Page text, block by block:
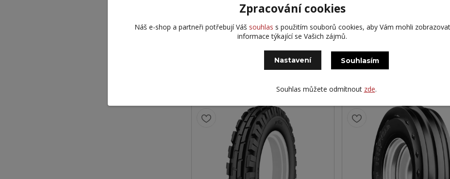
Partner 2
93A6/85A8 6PR TT
Zpracování cookies
Náš e-shop a partneři potřebují Váš souhlas s použitím souborů cookies, aby Vám mohli zobrazovat
informace týkající se Vašich zájmů.
Nastavení Souhlasím
Souhlas můžete odmítnout zde.